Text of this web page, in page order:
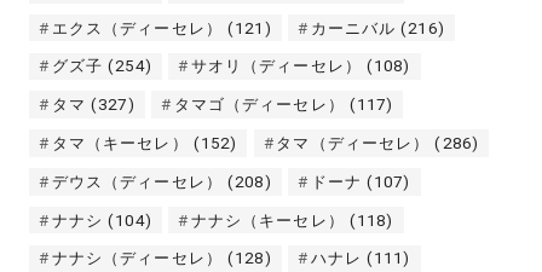
エクス（ディーセレ） (121) カーニバル (216)
グズ子 (254) サオリ（ディーセレ） (108)
タマ (327) タマゴ（ディーセレ） (117)
タマ（キーセレ） (152) タマ（ディーセレ） (286)
デウス（ディーセレ） (208) ドーナ (107)
ナナシ (104) ナナシ（キーセレ） (118)
ナナシ（ディーセレ） (128) ハナレ (111)